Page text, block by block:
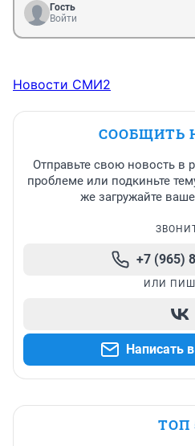
Гость
Войти
Новости СМИ2
СООБЩИТЬ
Отправьте свою новость в
проблеме или подкиньте
же загружайте
+7 (965)
ИЛИ
Написать
ТОП